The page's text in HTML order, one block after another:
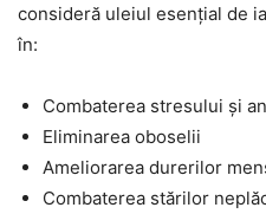
consideră uleiul esențial de
în:
Combaterea stresului și
Eliminarea oboselii
Ameliorarea durerilor
Combaterea stărilor